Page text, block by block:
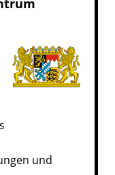
und